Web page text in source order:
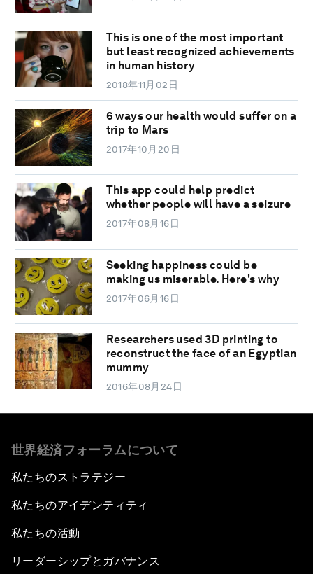
This is one of the most important
but least recognized achievements
in human history
2018年11月02日
6 ways our health would suffer on a
trip to Mars
2017年10月20日
This app could help predict
whether people will have a seizure
2017年08月16日
Seeking happiness could be
making us miserable. Here's why
2017年06月16日
Researchers used 3D printing to
reconstruct the face of an Egyptian
mummy
2016年08月24日
世界経済フォーラムについて
私たちのストラテジー
私たちのアイデンティティ
私たちの活動
リーダーシップとガバナンス